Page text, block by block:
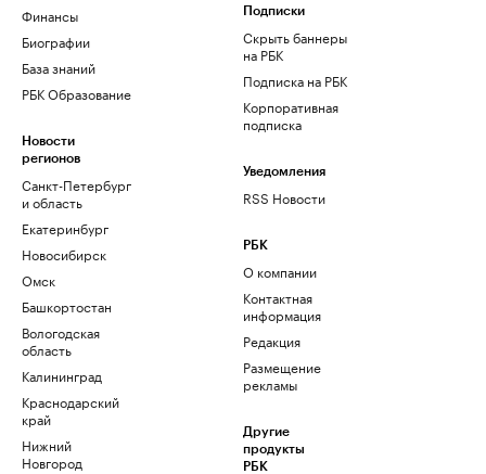
Финансы
Биографии
База знаний
РБК Образование
Новости
регионов
Санкт-Петербург
и область
Екатеринбург
Новосибирск
Омск
Башкортостан
Вологодская
область
Калининград
Краснодарский
край
Нижний
Новгород
Подписки
Скрыть баннеры
на РБК
Подписка на РБК
Корпоративная
подписка
Уведомления
RSS Новости
РБК
О компании
Контактная
информация
Редакция
Размещение
рекламы
Другие
продукты
РБК